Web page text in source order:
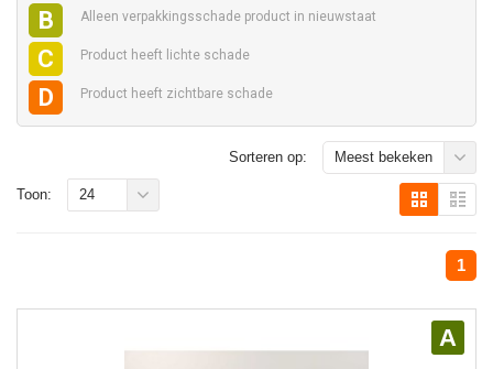
B Alleen verpakkingsschade product in nieuwstaat
C Product heeft lichte schade
D Product heeft zichtbare schade
Sorteren op: Meest bekeken
1
Toon: 24
A